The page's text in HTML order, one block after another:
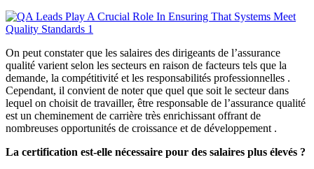
On peut constater que les salaires des dirigeants de l’assurance
qualité varient selon les secteurs en raison de facteurs tels que la
demande, la compétitivité et les responsabilités professionnelles .
Cependant, il convient de noter que quel que soit le secteur dans
lequel on choisit de travailler, être responsable de l’assurance qualité
est un cheminement de carrière très enrichissant offrant de
nombreuses opportunités de croissance et de développement .
La certification est-elle nécessaire pour des salaires plus élevés ?